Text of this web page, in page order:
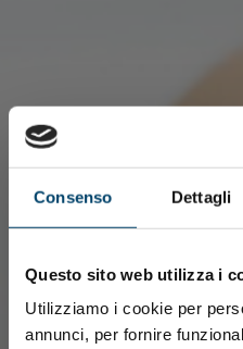
Consenso Dettagli
Questo sito web utilizza i
Utilizziamo i cookie per
annunci, per fornire